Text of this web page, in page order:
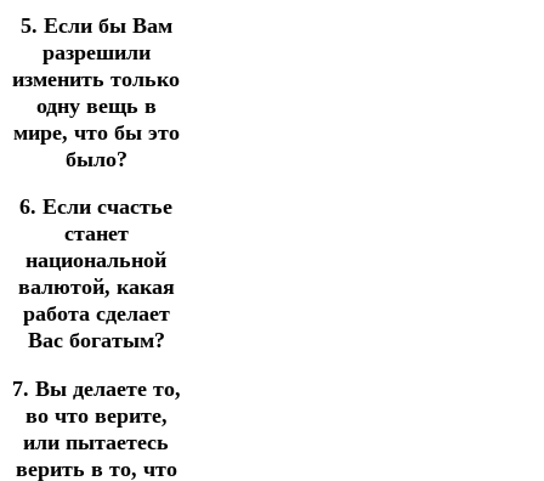
5. Если бы Вам
разрешили
изменить только
одну вещь в
мире, что бы это
было?
6. Если счастье
станет
национальной
валютой, какая
работа сделает
Вас богатым?
7. Вы делаете то,
во что верите,
или пытаетесь
верить в то, что